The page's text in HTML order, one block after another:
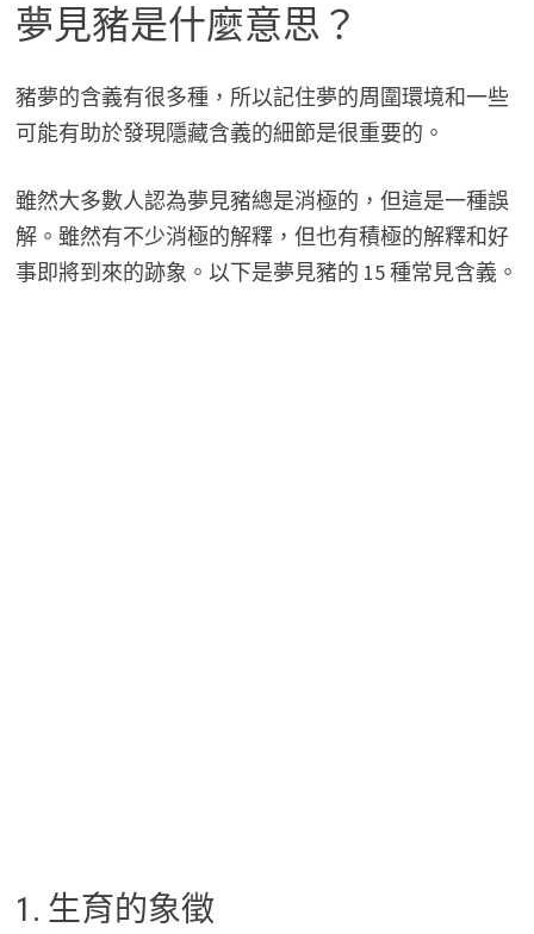
夢見豬是什麼意思？
豬夢的含義有很多種，所以記住夢的周圍環境和一些
可能有助於發現隱藏含義的細節是很重要的。
雖然大多數人認為夢見豬總是消極的，但這是一種誤
解。雖然有不少消極的解釋，但也有積極的解釋和好
事即將到來的跡象。以下是夢見豬的 15 種常見含義。
1. 生育的象徵